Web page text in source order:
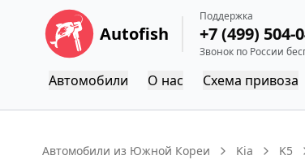
Autofish
Поддержка
+7 (499) 504-
Звонок по России
Автомобили О нас Схема привоза
Автомобили из Южной Кореи Kia K5